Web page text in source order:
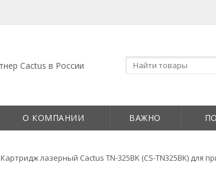
О КОМПАНИИ ВАЖНО
Картридж лазерный Cactus TN-325BK (CS-TN325BK) для